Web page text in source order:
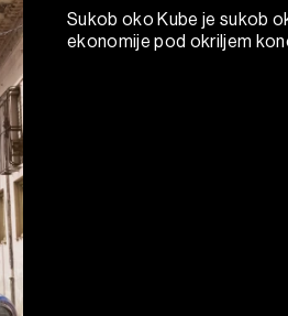
Sukob oko Kube je sukob
ekonomije pod okriljem